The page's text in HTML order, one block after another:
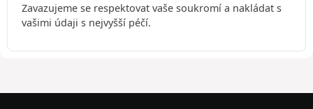
Zavazujeme se respektovat vaše soukromí a nakládat s
vašimi údaji s nejvyšší péčí.